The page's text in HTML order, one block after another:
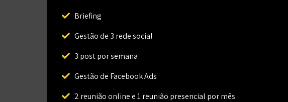
Briefing
Gestão de 3 rede social
3 post por semana
Gestão de Facebook Ads
2 reunião online e 1 reunião presencial por mês